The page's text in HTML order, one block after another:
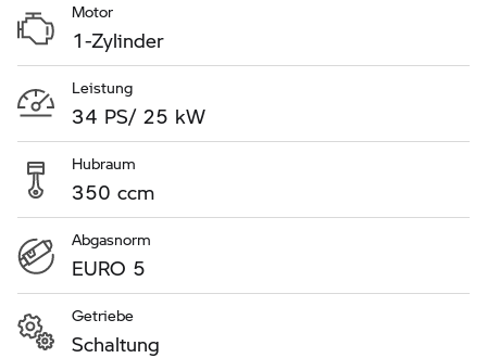
Motor
1-Zylinder
Leistung
34 PS/ 25 kW
Hubraum
350 ccm
Abgasnorm
EURO 5
Getriebe
Schaltung